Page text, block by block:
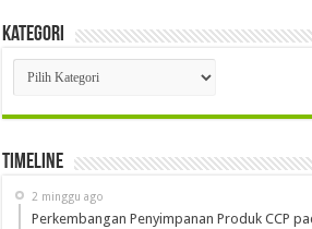
Kategori
Kategori
Timeline
2 minggu ago
Perkembangan Penyimpanan Produk CCP